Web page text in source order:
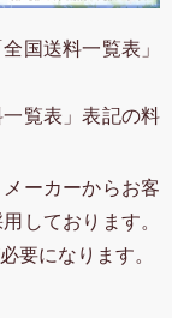
国送料一覧表」
覧表」表記の料
ーカーからお客
しております。
要になります。